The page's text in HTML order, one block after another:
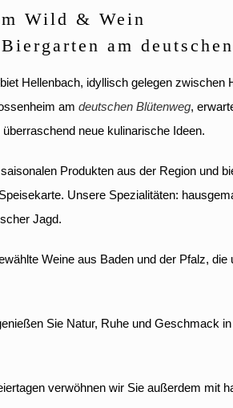
Wild & Wein
am
Hellenbach, idyllisch gelegen zwischen
am deutschen Blütenweg,
neue kulinarische Ideen.
Produkten aus der Region und
Unsere Spezialitäten:
Jagd.
Weine aus Baden und der Pfalz, die
Sie Natur, Ruhe und Geschmack
verwöhnen wir Sie außerdem mit